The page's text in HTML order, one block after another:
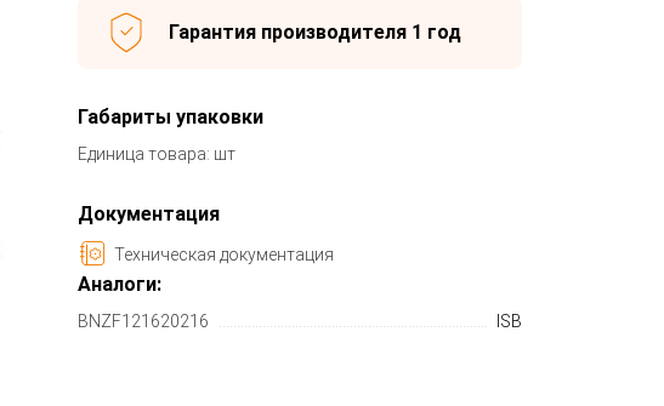
Гарантия производителя 1 год
Габариты упаковки
Единица товара: шт
Документация
Техническая документация
Аналоги:
BNZF121620216 ISB